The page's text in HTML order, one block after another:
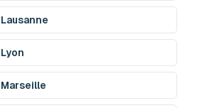
Lausanne
Lyon
Marseille